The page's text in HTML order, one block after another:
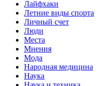
Лайфхаки
Летние виды спорта
Личный счет
Люди
Места
Мнения
Мода
Народная медицина
Наука